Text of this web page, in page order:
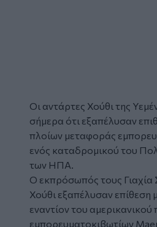
Οι αντάρτες Χούθι της
σήμερα ότι εξαπέλυσαν
πλοίων μεταφοράς
ενός καταδρομικού του
των ΗΠΑ.
Ο εκπρόσωπός τους Γιαχία
Χούθι εξαπέλυσαν επίθεση
εναντίον του
εμπορευματοκιβωτίων